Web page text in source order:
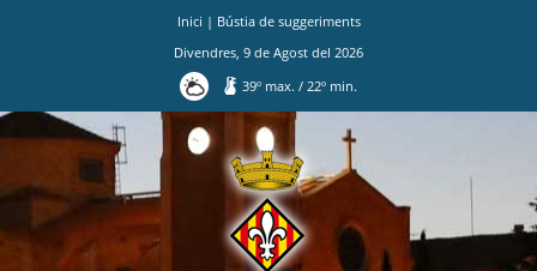
Inici | Bústia de suggeriments
Divendres 9 de Agost del 2026
39º max./ 22º min.